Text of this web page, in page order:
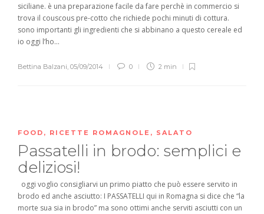
siciliane. è una preparazione facile da fare perchè in commercio si
trova il couscous pre-cotto che richiede pochi minuti di cottura.
sono importanti gli ingredienti che si abbinano a questo cereale ed
io oggi l’ho...
Bettina Balzani, 05/09/2014 0 2 min
FOOD , RICETTE ROMAGNOLE , SALATO
Passatelli in brodo: semplici e
deliziosi!
oggi voglio consigliarvi un primo piatto che può essere servito in
brodo ed anche asciutto: I PASSATELLI qui in Romagna si dice che “la
morte sua sia in brodo” ma sono ottimi anche serviti asciutti con un